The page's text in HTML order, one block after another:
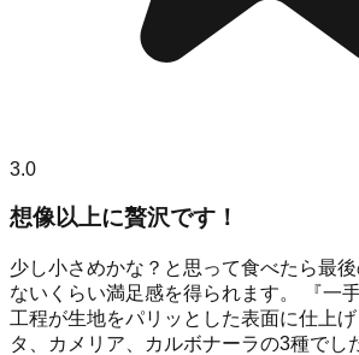
3.0
想像以上に贅沢です！
少し小さめかな？と思って食べたら最
ないくらい満足感を得られます。 『一
工程が生地をパリッとした表面に仕上
タ、カメリア、カルボナーラの3種でし